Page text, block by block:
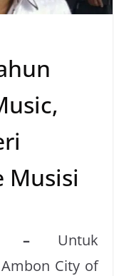
Musisi
– Untuk
City of